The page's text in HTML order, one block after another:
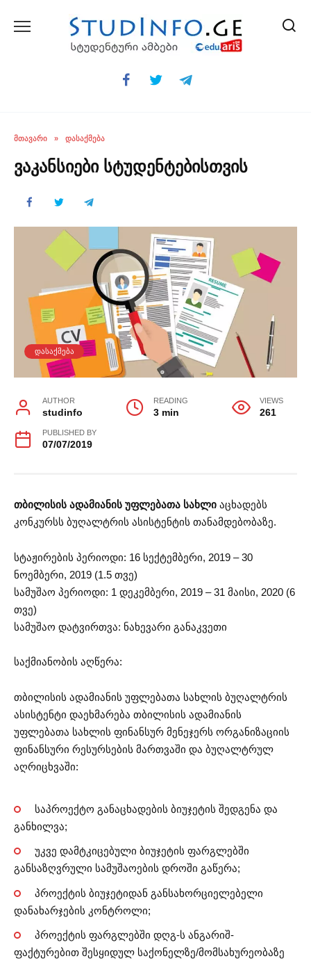
ᲛᲗᲐᲕᲐᲠᲘ » ᲓᲐᲡᲐᲥᲛᲔᲑᲐ
ვაკანსიები სტუდენტებისთვის
ᲓᲐᲡᲐᲥᲛᲔᲑᲐ
AUTHOR
studinfo
READING
3 min
VIEWS
261
PUBLISHED BY
07/07/2019
თბილისის ადამიანის უფლებათა სახლი აცხადებს
კონკურსს ბუღალტრის ასისტენტის თანამდებობაზე.
სტაჟირების პერიოდი: 16 სექტემბერი, 2019 – 30
ნოემბერი, 2019 (1.5 თვე)
სამუშაო პერიოდი: 1 დეკემბერი, 2019 – 31 მაისი, 2020 (6
თვე)
სამუშაო დატვირთვა: ნახევარი განაკვეთი
საქმიანობის აღწერა:
თბილისის ადამიანის უფლებათა სახლის ბუღალტრის
ასისტენტი დაეხმარება თბილისის ადამიანის
უფლებათა სახლის ფინანსურ მენეჯერს ორგანიზაციის
ფინანსური რესურსების მართვაში და ბუღალტრულ
აღრიცხვაში:
საპროექტო განაცხადების ბიუჯეტის შედგენა და
განხილვა;
უკვე დამტკიცებული ბიუჯეტის ფარგლებში
განსაზღვრული სამუშაოების დროში გაწერა;
პროექტის ბიუჯეტიდან განსახორციელებელი
დანახარჯების კონტროლი;
პროექტის ფარგლებში დღგ-ს ანგარიშ-
ფაქტურებით შესყიდულ საქონელზე/მომსახურეობაზე